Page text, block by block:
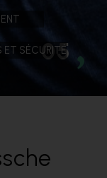
ET SÉCURITÉ
05